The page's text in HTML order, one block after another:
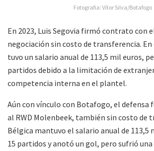
Fotografia: Vítor Silva/Botafogo
En 2023, Luis Segovia firmó contrato con
negociación sin costo de transferencia. En
tuvo un salario anual de 113,5 mil euros,
partidos debido a la limitación de
competencia interna en el plantel.
Aún con vínculo con Botafogo, el defensa
al RWD Molenbeek, también sin costo de
Bélgica mantuvo el salario anual de 113,5
15 partidos y anotó un gol, pero sufrió